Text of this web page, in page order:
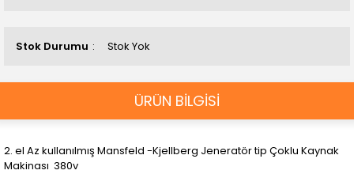
Stok Durumu Stok Yok
ÜRÜN BİLGİSİ
2. el Az kullanılmış Mansfeld -Kjellberg Jeneratör tip Çoklu Kaynak
Makinası 380v